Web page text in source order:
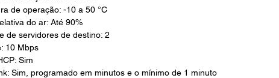
de operação: -10 a 50 °C
do ar: Até 90%
de servidores de destino: 2
10 Mbps
Sim
Sim, programado em minutos e o mínimo de 1 minuto